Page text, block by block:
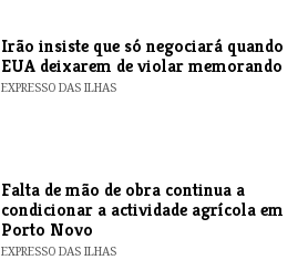
​Irão insiste que só negociará quando
EUA deixarem de violar memorando
EXPRESSO DAS ILHAS
Falta de mão de obra continua a
condicionar a actividade agrícola em
Porto Novo
EXPRESSO DAS ILHAS